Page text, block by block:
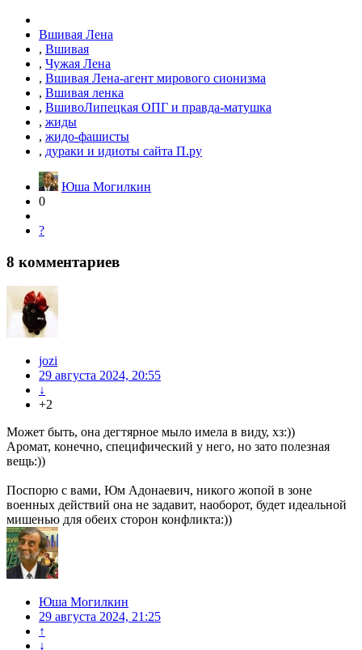
Вшивая Лена
, Вшивая
, Чужая Лена
, Вшивая Лена-агент мирового сионизма
, Вшивая ленка
, ВшивоЛипецкая ОПГ и правда-матушка
, жиды
, жидо-фашисты
, дураки и идиоты сайта П.ру
Юша Могилкин
0
?
8 комментариев
jozi
29 августа 2024, 20:55
↓
+2
Может быть, она дегтярное мыло имела в виду, хз:))
Аромат, конечно, специфический у него, но зато полезная
вещь:))
Поспорю с вами, Юм Адонаевич, никого жопой в зоне
военных действий она не задавит, наоборот, будет идеальной
мишенью для обеих сторон конфликта:))
Юша Могилкин
29 августа 2024, 21:25
↑
↓